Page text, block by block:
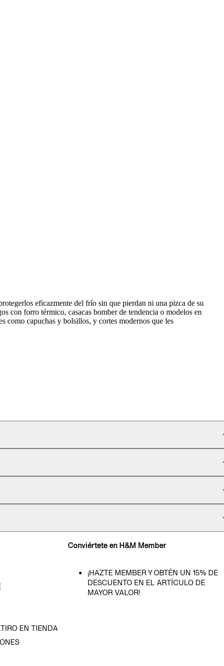
eficazmente del frío sin que pierdan ni una pizca de su
con forro térmico, casacas bomber de tendencia o modelos en
como capuchas y bolsillos, y cortes modernos que les
EN TIENDA
Conviértete en H&M Member
¡HAZTE MEMBER Y OBTÉN UN 15% DE
DESCUENTO EN EL ARTÍCULO DE
MAYOR VALOR!